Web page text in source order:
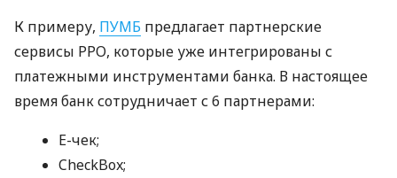
К примеру, ПУМБ предлагает партнерские
сервисы РРО, которые уже интегрированы с
платежными инструментами банка. В настоящее
время банк сотрудничает с 6 партнерами:
E-чек;
CheckBox;